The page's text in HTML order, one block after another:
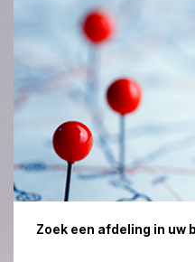
Zoek een afdeling in uw